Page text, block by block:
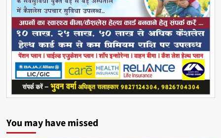
You may have missed